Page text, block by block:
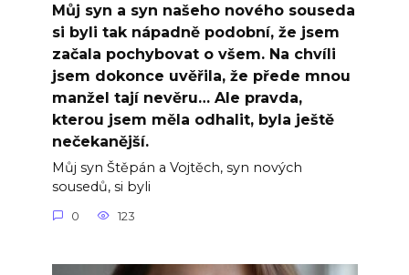
Můj syn a syn našeho nového souseda
si byli tak nápadně podobní, že jsem
začala pochybovat o všem. Na chvíli
jsem dokonce uvěřila, že přede mnou
manžel tají nevěru… Ale pravda,
kterou jsem měla odhalit, byla ještě
nečekanější.
Můj syn Štěpán a Vojtěch, syn nových
sousedů, si byli
0 123